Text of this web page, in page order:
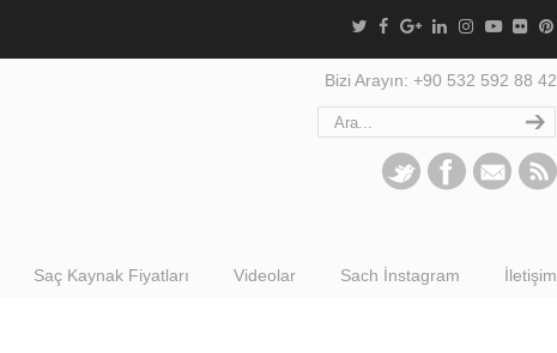
Bizi Arayın: +90 532 592 88 42
Saç Kaynak Fiyatları Videolar Sach İnstagram İletişim